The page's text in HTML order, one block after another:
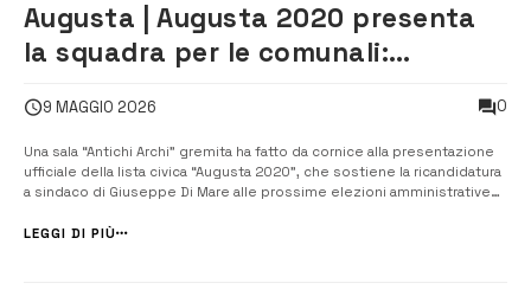
Augusta | Augusta 2020 presenta
la squadra per le comunali:
9 MAGGIO 2026 0
Una sala “Antichi Archi” gremita ha fatto da cornice alla presentazione
ufficiale della lista civica “Augusta 2020”, che sostiene la ricandidatura
a sindaco di Giuseppe Di Mare alle prossime elezioni amministrative
consigliere comunale e provinciale e leader del movimento nato...
LEGGI DI PIÙ